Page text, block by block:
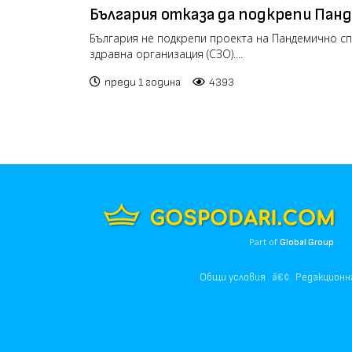
България отказа да подкрепи
споразумение на Световната
България не подкрепи проекта на Пандемично
здравна организация (СЗО)....
преди 1 година 4393
Part ofGlobal Group
Общи условия